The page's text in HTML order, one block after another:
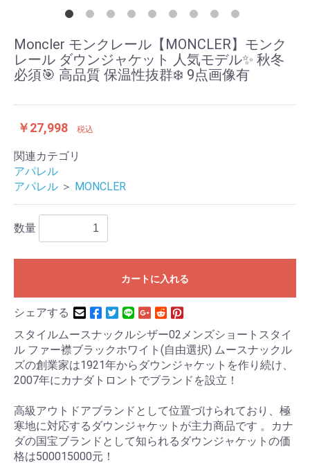
Moncler モンクレール【MONCLER】モンク
レール ダウンジャケット 人気モデル✨ 秋冬
必須🎯 高品質 保温性抜群❄️ 9点画像有
￥27,998 税込
関連カテゴリ
アパレル
アパレル ＞ MONCLER
数量
カートに入れる
シェアする
スタイルムースナックルシザー02メンズショートスタイ
ル ファー襟ブラックホワイト(自由選択) ムースナックル
ズの創業家は1921年からダウンジャケットを作り続け、
2007年にカナダトロントでブランドを設立！
高級アウトドアブランドとして位置づけられており、極
寒地に対応するダウンジャケットが主力商品です 。カナ
ダの国宝ブランドとして知られるダウンジャケットの価
格は500015000元！